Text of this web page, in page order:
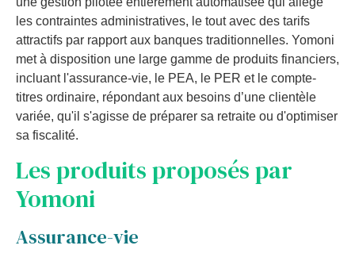
les contraintes administratives, le tout avec des tarifs
attractifs par rapport aux banques traditionnelles. Yomoni
met à disposition une large gamme de produits financiers,
incluant l'assurance-vie, le PEA, le PER et le compte-
titres ordinaire, répondant aux besoins d’une clientèle
variée, qu'il s'agisse de préparer sa retraite ou d'optimiser
sa fiscalité.
Les produits proposés par
Yomoni
Assurance-vie